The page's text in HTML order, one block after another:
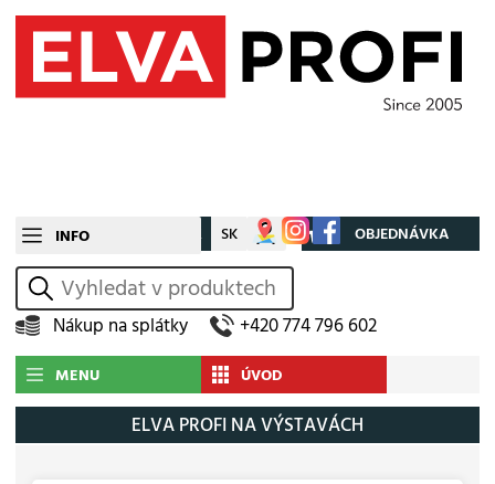
INFO CZ SK Můj účet OBJEDNÁVKA
vyhledat
Nákup na splátky +420 774 796 602
MENU ÚVOD
ELVA PROFI NA VÝSTAVÁCH